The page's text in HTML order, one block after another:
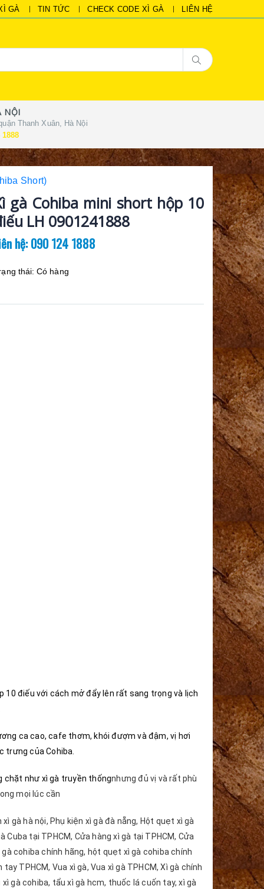
GÀ TIN TỨC CHECK CODE XÌ GÀ LIÊN HỆ
NỘI
Thanh Xuân, Hà Nội
1888
Short)
gà Cohiba mini short hộp 10
LH 0901241888
hệ: 090 124 1888
thái:Có hàng
10 điếu với cách mở đẩy lên rất sang trọng và lịch
ca cao, cafe thơm, khói đượm và đậm, vị hơi
trưng của Cohiba.
chặt như xì gà truyền thốngnhưng đủ vị và rất phù
mọi lúc cần
gà hà nội, Phụ kiện xì gà đà nẵng, Hột quẹt xì gà
Cuba tại TPHCM, Cửa hàng xì gà tại TPHCM, Cửa
cohiba chính hãng, hột quẹt xì gà cohiba chính
TPHCM, Vua xì gà, Vua xì gà TPHCM, Xì gà chính
gà cohiba, tẩu xì gà hcm, thuốc lá cuốn tay, xì gà